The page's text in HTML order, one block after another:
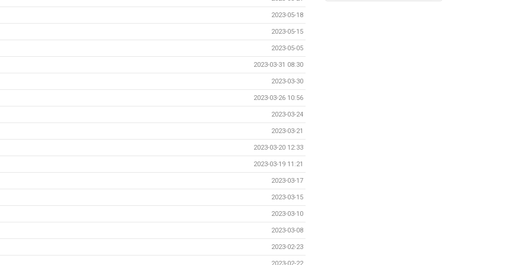
2023-05-18
2023-05-15
2023-05-05
2023-03-31 08:30
2023-03-30
2023-03-26 10:56
2023-03-24
2023-03-21
2023-03-20 12:33
2023-03-19 11:21
2023-03-17
2023-03-15
2023-03-10
2023-03-08
2023-02-23